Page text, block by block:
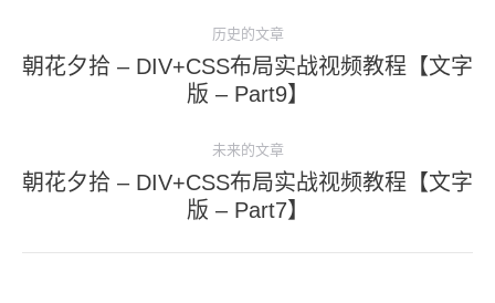
导
历史的文章
历
史
文
章：
朝花夕拾 – DIV+CSS布局实战视频教程【文字
版 – Part9】
未来的文章
未
来
的
朝花夕拾 – DIV+CSS布局实战视频教程【文字
版 – Part7】